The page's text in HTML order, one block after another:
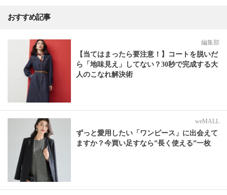
おすすめ記事
編集部
【当てはまったら要注意！】コートを脱いだ
ら「地味見え」してない？30秒で完成する大
人のこなれ解決術
weMALL
ずっと愛用したい「ワンピース」に出会えて
ますか？今買い足すなら”長く使える”一枚